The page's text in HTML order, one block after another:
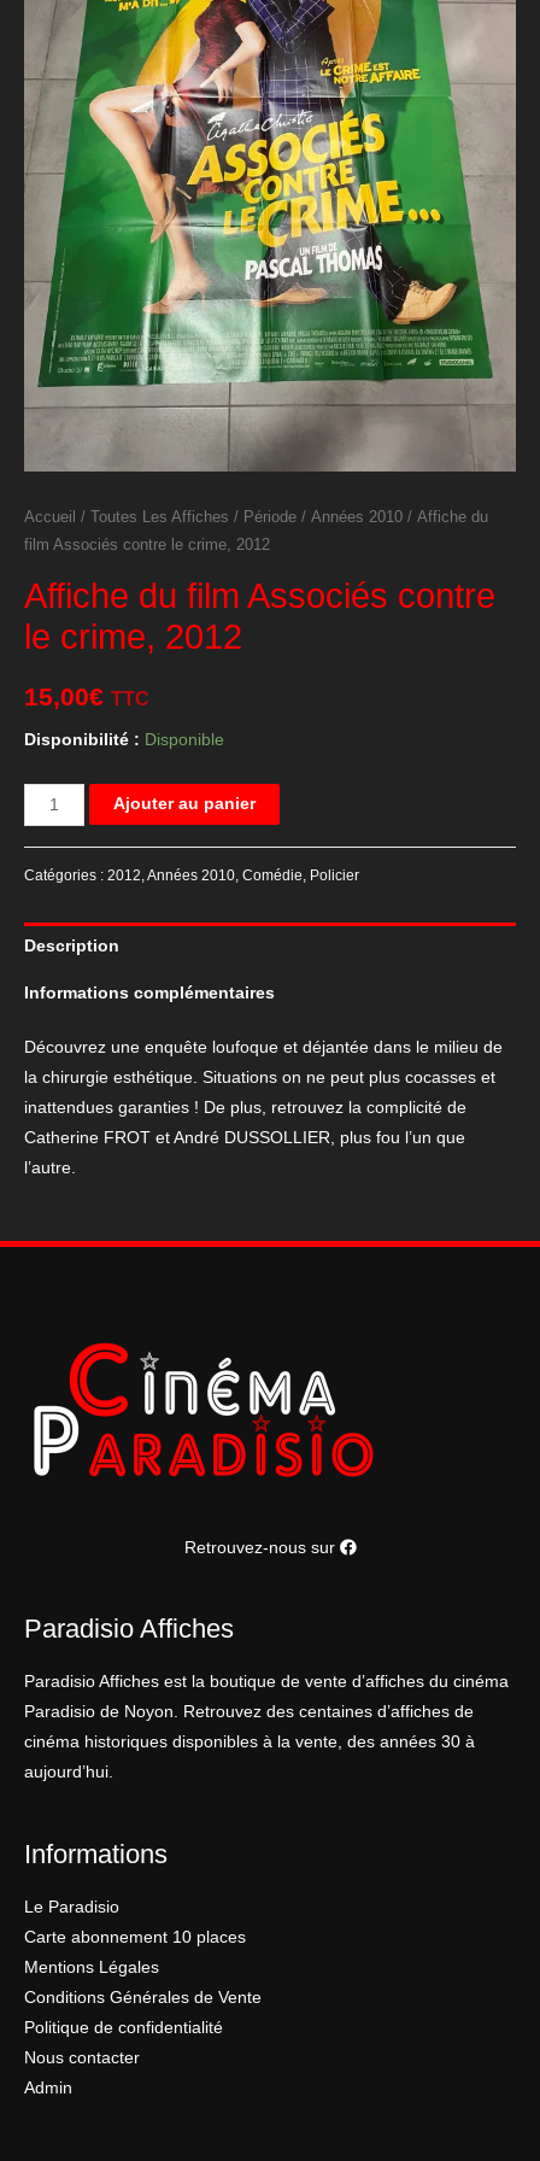
Accueil / Toutes Les Affiches / Période / Années 2010 / Affiche du
film Associés contre le crime, 2012
Affiche du film Associés contre
le crime, 2012
15,00€ TTC
Disponibilité : Disponible
quantité
de
film
Associés
crime,
2012
Ajouter au panier
Catégories : 2012,Années 2010, Comédie, Policier
Description
Informations complémentaires
Découvrez une enquête loufoque et déjantée dans le milieu de
la chirurgie esthétique. Situations on ne peut plus cocasses et
inattendues garanties ! De plus, retrouvez la complicité de
Catherine FROT et André DUSSOLLIER, plus fou l’un que
l’autre.
Retrouvez-nous sur
Paradisio Affiches
Paradisio Affiches est la boutique de vente d’affiches du cinéma
Paradisio de Noyon. Retrouvez des centaines d’affiches de
cinéma historiques disponibles à la vente, des années 30 à
aujourd’hui.
Informations
Le Paradisio
Carte abonnement 10 places
Mentions Légales
Conditions Générales de Vente
Politique de confidentialité
Nous contacter
Admin